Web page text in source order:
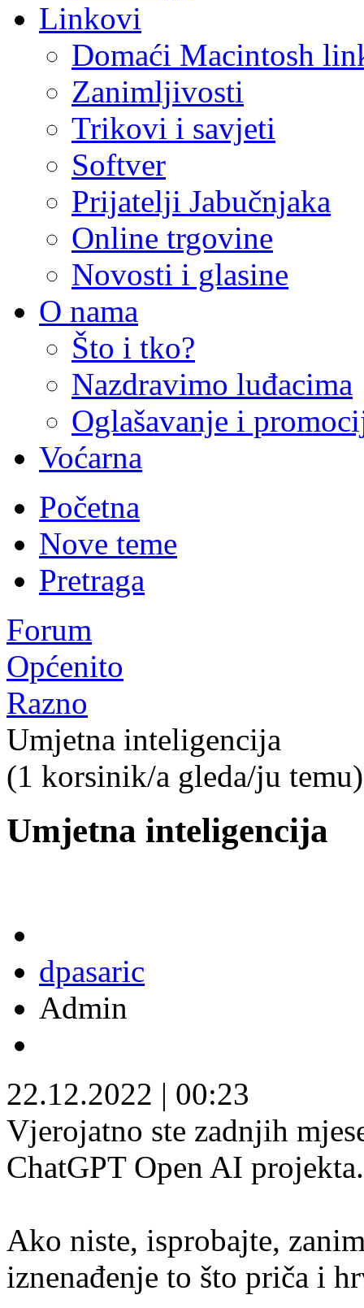
Linkovi
Domaći Macintosh
Zanimljivosti
Trikovi i savjeti
Softver
Prijatelji Jabučnjaka
Online trgovine
Novosti i glasine
O nama
Što i tko?
Nazdravimo luđacima
Oglašavanje i
Voćarna
Početna
Nove teme
Pretraga
Forum
Općenito
Razno
Umjetna inteligencija
(1 korsinik/a gleda/ju
Umjetna inteligencija
dpasaric
Admin
22.12.2022 | 00:23
Vjerojatno ste zadnjih
ChatGPT Open AI
Ako niste, isprobajte,
iznenađenje to što priča i